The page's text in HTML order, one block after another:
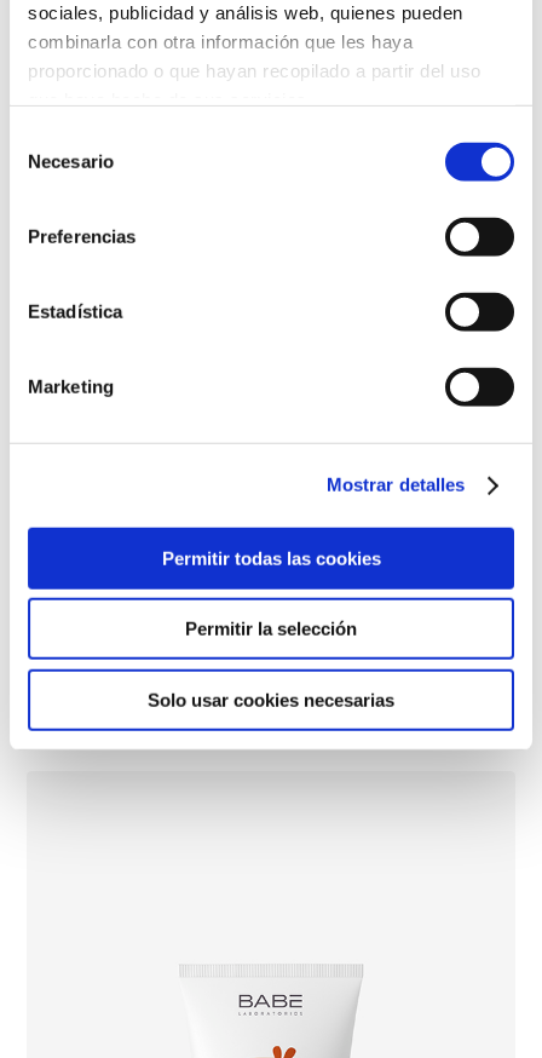
sociales, publicidad y análisis web, quienes pueden
combinarla con otra información que les haya
proporcionado o que hayan recopilado a partir del uso
Más información
Necesario
Preferencias
Estadística
Marketing
Mostrar detalles
Permitir todas las cookies
Permitir la selección
Solo usar cookies necesarias
Transparent Sunscreen Wet Skin SPF 50